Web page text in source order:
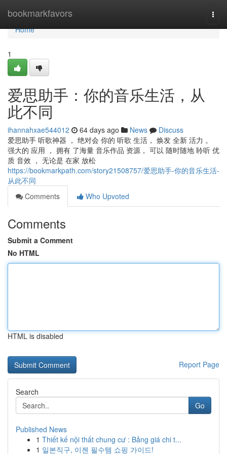
bookmarkfavors
Home
Home
1
爱思助手：你的音乐生活，从
此不同
ihannahxae544012 64 days ago News
Discuss
爱思助手 听歌神器 ， 绝对会 你的 听歌 生活， 焕发 全新 活力 。
强大的 应用 ， 拥有 了海量 音乐作品 资源， 可以 随时随地 聆听 优
质 音效 ， 无论是 在家 放松
https://bookmarkpath.com/story21508757/爱思助手-你的音乐生活-
从此不同
Comments
Who Upvoted
Comments
Submit a Comment
No HTML
HTML is disabled
Report Page
Search
Go
Published News
1 Thiết kế nội thất chung cư : Bảng giá chi t...
1 일본직구, 이젠 필수템 쇼핑 가이드!